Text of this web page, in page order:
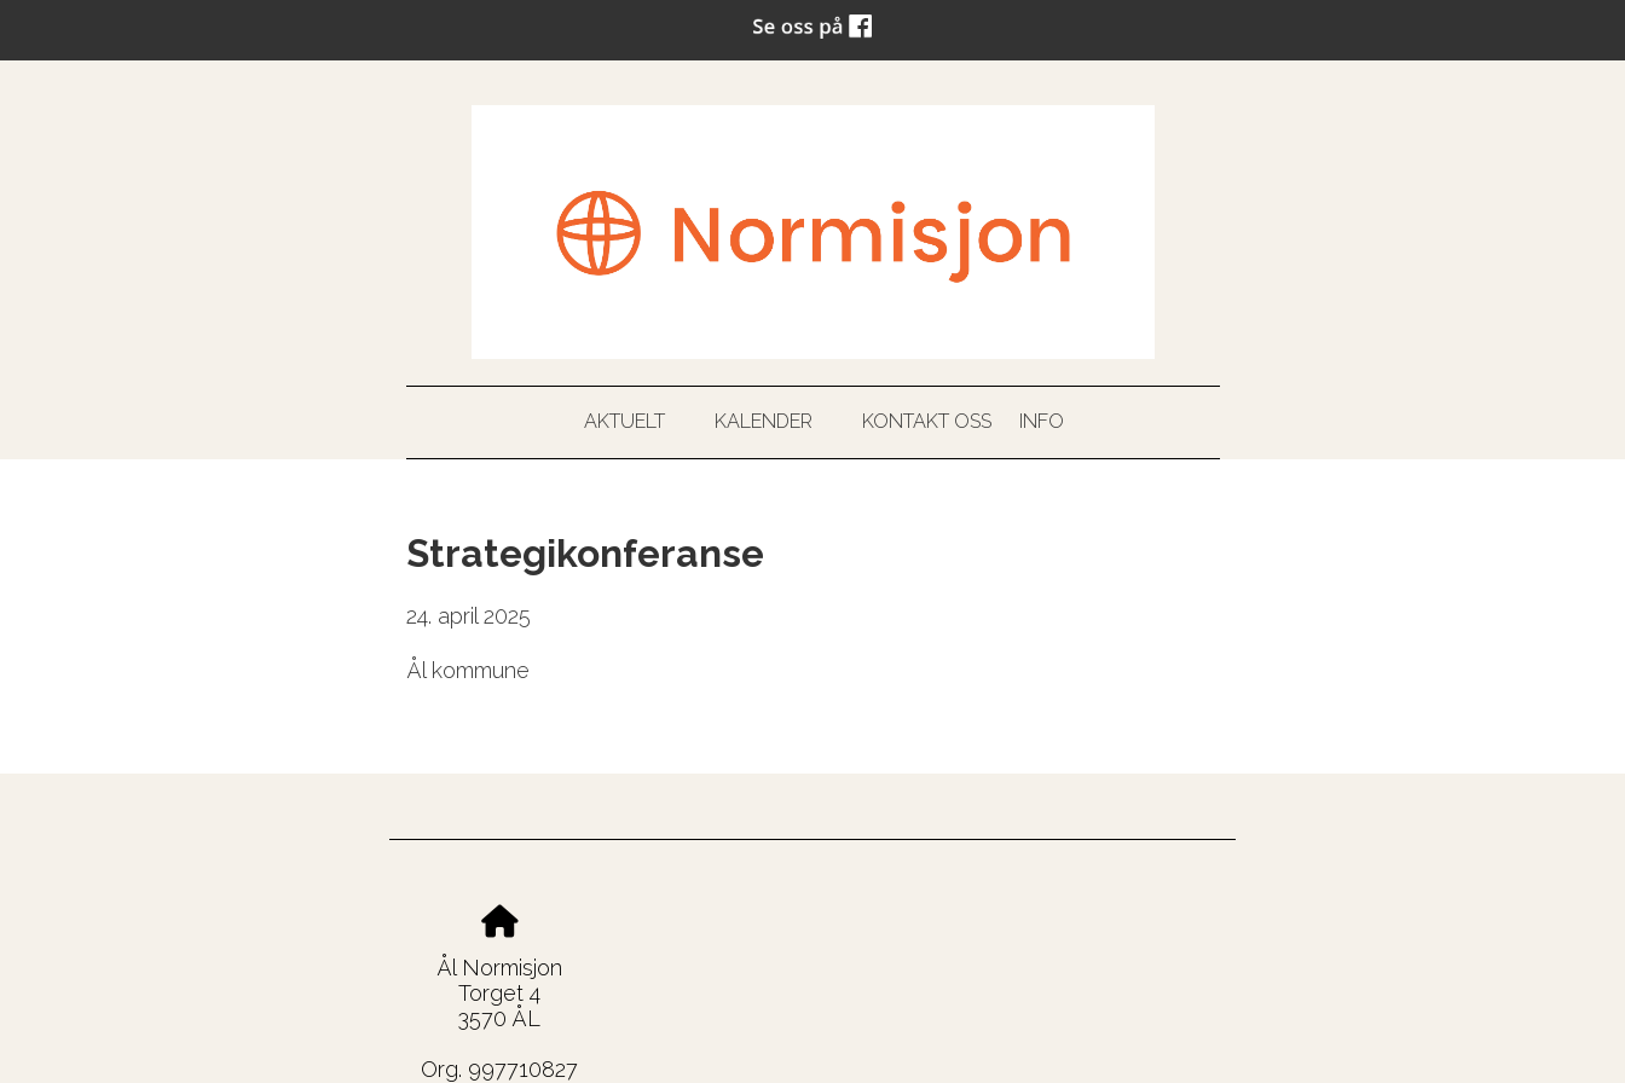
AKTUELT KALENDER KONTAKT OSS INFO
Strategikonferanse
24. april 2025
Ål kommune
Ål Normisjon
Torget 4
3570 ÅL
Org. 997710827